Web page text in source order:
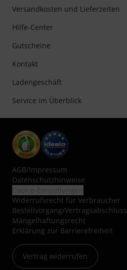
Versandkosten und Lieferzeiten
Hilfe-Center
Gutscheine
Kontakt
Ladengeschäft
Service im Überblick
AGB/Impressum
Datenschutzhinweise
Widerrufsrecht für Verbraucher
Bestellvorgang/Vertragsabschluss
Mängelhaftungsrecht
Erklärung zur Barrierefreiheit
Vertrag widerrufen